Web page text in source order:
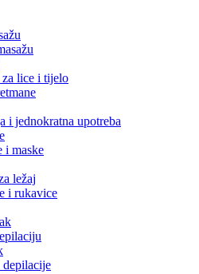
lice i tijelo
i jednokratna upotreba
i maske
ležaj
i rukavice